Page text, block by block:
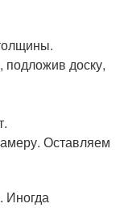
доску,
Оставляем
Иногда